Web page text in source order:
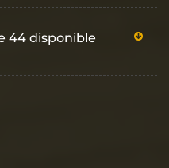
44 disponible